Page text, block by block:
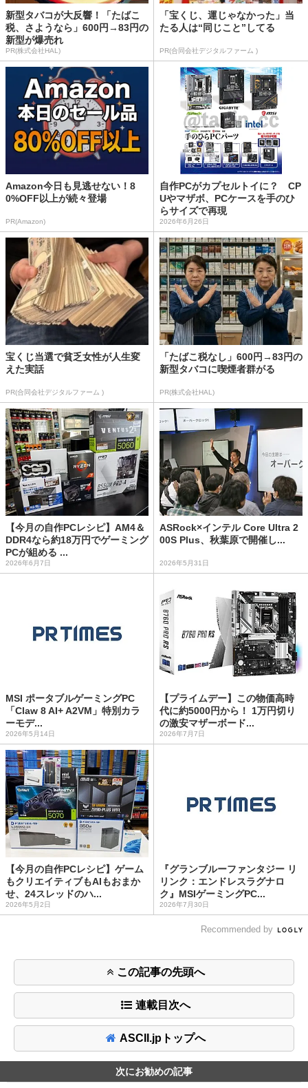
新型タバコが大反響！「たばこ
税、さようなら」600円→83円の
新型が爆売れ
PR(株式会社HAL)
「宝くじ、運じゃなかった」当
たる人は“同じこと”してる
PR(合同会社デジタルファーム )
Amazon今日も見逃せない！8
0%OFF以上が続々登場
PR(Amazon)
自作PCがカプセルトイに？ CP
Uやマザボ、PCケースを手のひ
らサイズで再現
2026年6月26日
宝くじ当選で貧乏女性が人生変
えた実話
PR(合同会社デジタルファーム )
「たばこ税なし」600円→83円の
新型タバコに喫煙者群がる
PR(株式会社HAL)
【今月の自作PCレシピ】AM4＆
DDR4なら約18万円でゲーミング
PCが組める ...
2026年6月7日
ASRock×インテル Core Ultra 2
00S Plus、秋葉原で開催し...
2026年5月31日
MSI ポータブルゲーミングPC
「Claw 8 AI+ A2VM」特別カラ
ーモデ...
2026年5月14日
【プライムデー】この物価高時
代に約5000円から！ 1万円切り
の激安マザーボード...
2026年7月7日
【今月の自作PCレシピ】ゲーム
もクリエイティブもAIもおまか
せ、24スレッドのハ...
2026年5月2日
『グランブルーファンタジー リ
リンク：エンドレスラグナロ
ク』MSIゲーミングPC...
2026年7月30日
Recommended by
この記事の先頭へ
連載目次へ
ASCII.jpトップへ
次にお勧めの記事